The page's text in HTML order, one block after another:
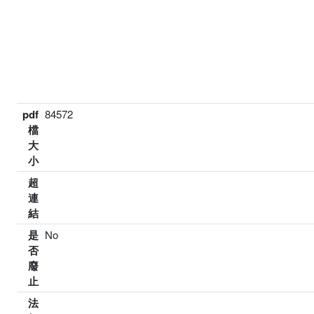
pdf
檔
大
小
84572
超
連
結
是
否
廢
止
No
法